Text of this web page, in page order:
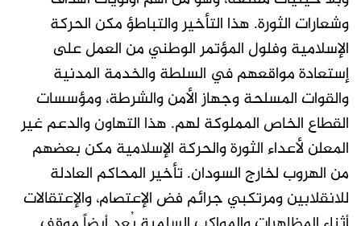
وشعارات الثورة. هذا التأخير والتباطؤ مكن الحركة
الإسلامية وفلول المؤتمر الوطني من العمل على
إستعادة مواقعهم في السلطة والخدمة المدنية
والقوات المسلحة وجهاز الأمن والشرطة، ومؤسسات
القطاع الخاص المملوكة لهم. هذا التهاون والدعم غير
المعلن لأعداء الثورة والحركة الإسلامية مكن بعضهم
من الهروب لخارج السودان. تأخير المحاكم العادلة
للانقلابين ومرتكبي جرائم فض الإعتصام، والإعتقالات